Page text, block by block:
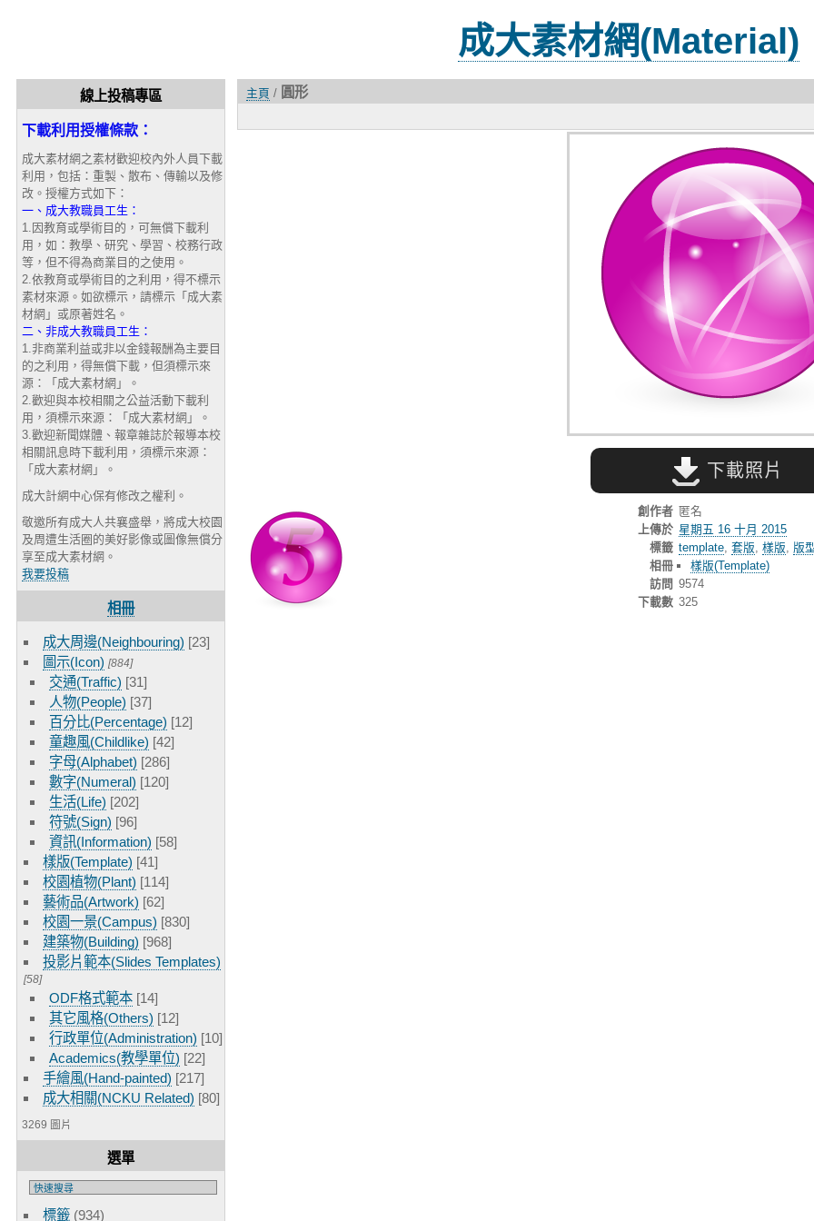
成大素材網(Material)
線上投稿專區
下載利用授權條款：
成大素材網之素材歡迎校內外人員下載
利用，包括：重製、散布、傳輸以及修
改。授權方式如下：
一、成大教職員工生：
1.因教育或學術目的，可無償下載利
用，如：教學、研究、學習、校務行政
等，但不得為商業目的之使用。
2.依教育或學術目的之利用，得不標示
素材來源。如欲標示，請標示「成大素
材網」或原著姓名。
二、非成大教職員工生：
1.非商業利益或非以金錢報酬為主要目
的之利用，得無償下載，但須標示來
源：「成大素材網」。
2.歡迎與本校相關之公益活動下載利
用，須標示來源：「成大素材網」。
3.歡迎新聞媒體、報章雜誌於報導本校
相關訊息時下載利用，須標示來源：
「成大素材網」。
成大計網中心保有修改之權利。
敬邀所有成大人共襄盛舉，將成大校園
及周遭生活圈的美好影像或圖像無償分
享至成大素材網。
我要投稿
相冊
成大周邊(Neighbouring) [23]
圖示(Icon) [884]
交通(Traffic) [31]
人物(People) [37]
百分比(Percentage) [12]
童趣風(Childlike) [42]
字母(Alphabet) [286]
數字(Numeral) [120]
生活(Life) [202]
符號(Sign) [96]
資訊(Information) [58]
樣版(Template) [41]
校園植物(Plant) [114]
藝術品(Artwork) [62]
校園一景(Campus) [830]
建築物(Building) [968]
投影片範本(Slides Templates)
[58]
ODF格式範本 [14]
其它風格(Others) [12]
行政單位(Administration) [10]
Academics(教學單位) [22]
手繪風(Hand-painted) [217]
成大相關(NCKU Related) [80]
3269 圖片
選單
標籤 (934)
主頁 / 圓形
下載照片
創作者 匿名
上傳於 星期五 16 十月 2015
標籤 template 套版 樣版
版
相冊
樣版(Template)
訪問 9574
下載數 325